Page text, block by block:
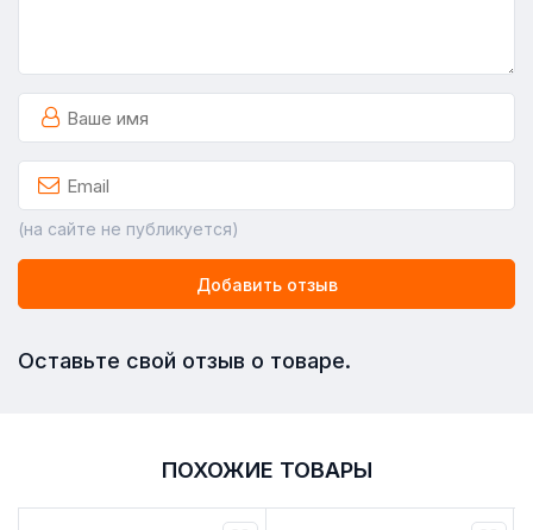
(на сайте не публикуется)
Добавить отзыв
Оставьте свой отзыв о товаре.
ПОХОЖИЕ ТОВАРЫ